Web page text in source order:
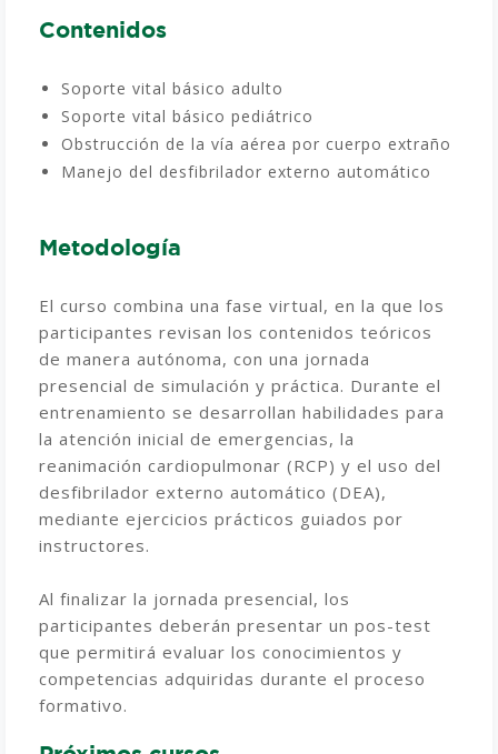
Contenidos
Soporte vital básico adulto
Soporte vital básico pediátrico
Obstrucción de la vía aérea por cuerpo extraño
Manejo del desfibrilador externo automático
Metodología
El curso combina una fase virtual, en la que los
participantes revisan los contenidos teóricos
de manera autónoma, con una jornada
presencial de simulación y práctica. Durante el
entrenamiento se desarrollan habilidades para
la atención inicial de emergencias, la
reanimación cardiopulmonar (RCP) y el uso del
desfibrilador externo automático (DEA),
mediante ejercicios prácticos guiados por
instructores.
Al finalizar la jornada presencial, los
participantes deberán presentar un pos-test
que permitirá evaluar los conocimientos y
competencias adquiridas durante el proceso
formativo.